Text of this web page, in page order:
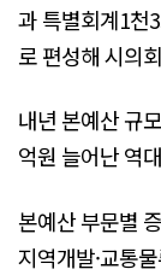
과 특별회계1천
로 편성해 시의
내년 본예산 규
억원 늘어난 역
본예산 부문별
지역개발·교통